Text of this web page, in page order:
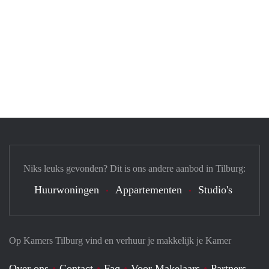
Op Kamers Tilburg vind en verhuur je makkelijk je Kamer
Niks leuks gevonden? Dit is ons andere aanbod in Tilburg:
Huurwoningen Appartementen Studio's